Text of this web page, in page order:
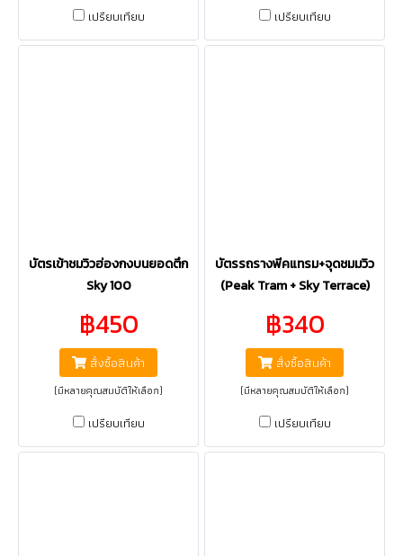
เปรียบเทียบ เปรียบเทียบ
บัตรเข้าชมวิวฮ่องกงบนยอดตึก
Sky 100
฿450
สั่งซื้อสินค้า
(มีหลายคุณสมบัติให้เลือก)
เปรียบเทียบ
บัตรรถรางพีคแทรม+จุดชมมวิว
(Peak Tram + Sky Terrace)
฿340
สั่งซื้อสินค้า
(มีหลายคุณสมบัติให้เลือก)
เปรียบเทียบ